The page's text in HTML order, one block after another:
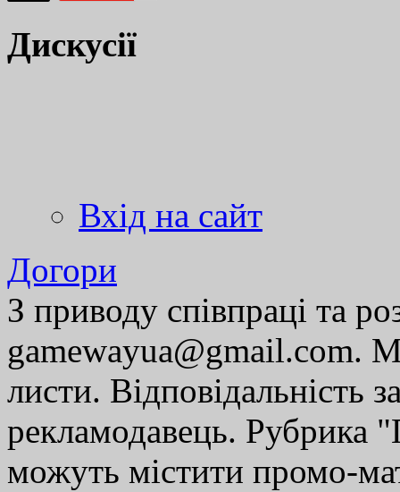
Дискусії
Вхід на сайт
Догори
З приводу співпраці та
gamewayua@gmail.com.
листи. Відповідальність
рекламодавець. Рубрика
можуть містити промо-